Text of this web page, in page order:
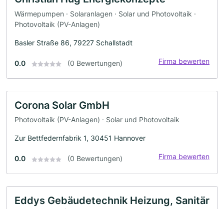
Wärmepumpen · Solaranlagen · Solar und Photovoltaik ·
Photovoltaik (PV-Anlagen)
Basler Straße 86, 79227 Schallstadt
0.0 (0 Bewertungen) Firma bewerten
Corona Solar GmbH
Photovoltaik (PV-Anlagen) · Solar und Photovoltaik
Zur Bettfedernfabrik 1, 30451 Hannover
0.0 (0 Bewertungen) Firma bewerten
Eddys Gebäudetechnik Heizung, Sanitär